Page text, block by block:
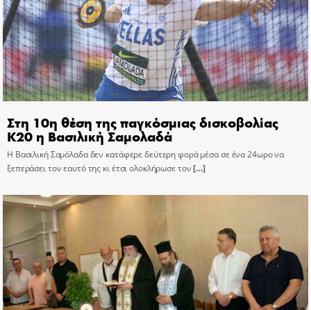
Στη 10η θέση της παγκόσμιας δισκοβολίας
Κ20 η Βασιλική Σαμολαδά
Η Βασιλική Σαμόλαδα δεν κατάφερε δεύτερη φορά μέσα σε ένα 24ωρο να
ξεπεράσει τον εαυτό της κι έτσι ολοκλήρωσε τον[…]